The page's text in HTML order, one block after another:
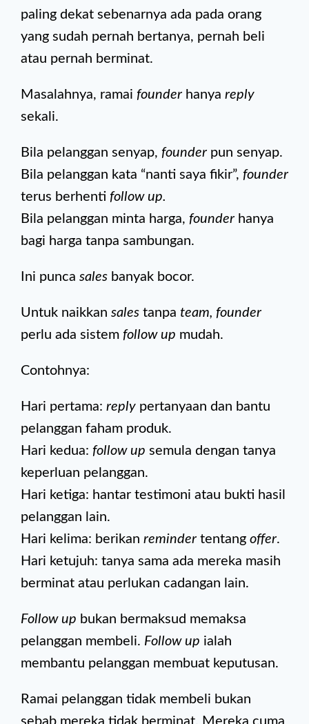
paling dekat sebenarnya ada pada orang
yang sudah pernah bertanya, pernah beli
atau pernah berminat.
Masalahnya, ramai founder hanya reply
sekali.
Bila pelanggan senyap, founder pun senyap.
Bila pelanggan kata “nanti saya fikir”, founder
terus berhenti follow up.
Bila pelanggan minta harga, founder hanya
bagi harga tanpa sambungan.
Ini punca sales banyak bocor.
Untuk naikkan sales tanpa team, founder
perlu ada sistem follow up mudah.
Contohnya:
Hari pertama: reply pertanyaan dan bantu
pelanggan faham produk.
Hari kedua: follow up semula dengan tanya
keperluan pelanggan.
Hari ketiga: hantar testimoni atau bukti hasil
pelanggan lain.
Hari kelima: berikan reminder tentang offer.
Hari ketujuh: tanya sama ada mereka masih
berminat atau perlukan cadangan lain.
Follow up bukan bermaksud memaksa
pelanggan membeli. Follow up ialah
membantu pelanggan membuat keputusan.
Ramai pelanggan tidak membeli bukan
sebab mereka tidak berminat. Mereka cuma